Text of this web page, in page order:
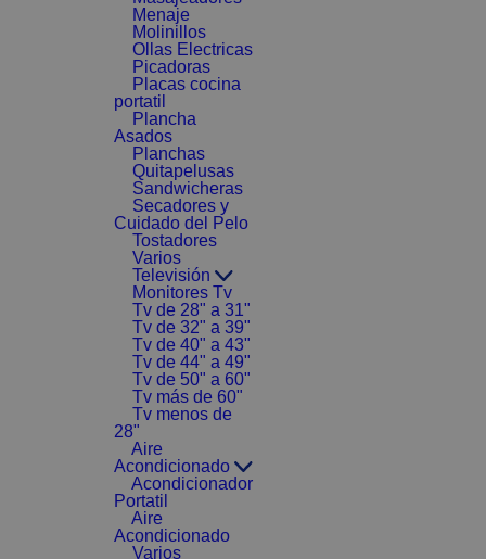
Menaje
Molinillos
Ollas Electricas
Picadoras
Placas cocina
portatil
Plancha
Asados
Planchas
Quitapelusas
Sandwicheras
Secadores y
Cuidado del Pelo
Tostadores
Varios
Televisión
Monitores Tv
Tv de 28" a 31"
Tv de 32" a 39"
Tv de 40" a 43"
Tv de 44" a 49"
Tv de 50" a 60"
Tv más de 60"
Tv menos de
28"
Aire
Acondicionado
Acondicionador
Portatil
Aire
Acondicionado
Varios